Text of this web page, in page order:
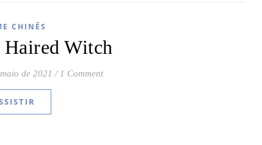
CHINÊS
Witch
de 2021 / 1 Comment